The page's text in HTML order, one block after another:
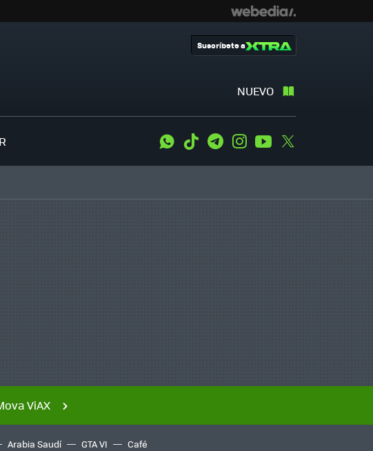
NUEVO
Suscríbete a
WhatsApp
Tiktok TelegramInstagramYoutube
ViAX
Arabia Saudí GTA VI Café